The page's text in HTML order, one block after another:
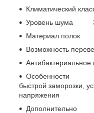
Климатический
Уровень шума
Материал полок
Возможность
быстрой заморозки,
напряжения